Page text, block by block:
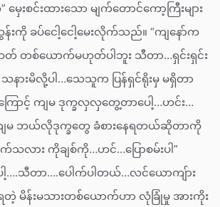
းစင်းထားသော မျက်တောင်ကော့ကြီးများ
းကို ခပ်ငေါ့ငေါ့မေးလိုက်သည်။ “ကျနော်က
တစ်ယောက်မဟုတ်ပါဘူး သီတာ…ရှင်းရှင်း
နားမိလို့ပါ…သေသူက ပြန်ရှင်ရိုးမှ မရှိတာ
ောင့် ကျမ ဒုက္ခလှလှတွေ့တာပေါ့…ဟင်း…
ျမ ဘယ်လိုဒုက္ခတွေ ခံစားနေရတယ်ဆိုတာကို
သလား ကိုချစ်ကို…ဟင်…ပြောစမ်းပါ”
ါ့….သီတာ….ပေါက်ပါတယ်…လင်ယောကျ်ား
မိန်းမသားတစ်ယောက်ဟာ လုံခြုံမှု အားကိုး